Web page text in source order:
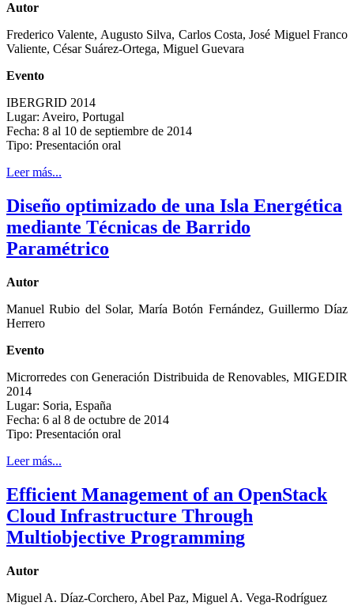
Autor
Frederico Valente, Augusto Silva, Carlos Costa, José Miguel Franco
Valiente, César Suárez-Ortega, Miguel Guevara
Evento
IBERGRID 2014
Lugar: Aveiro, Portugal
Fecha: 8 al 10 de septiembre de 2014
Tipo: Presentación oral
Leer más...
Diseño optimizado de una Isla Energética
mediante Técnicas de Barrido
Paramétrico
Autor
Manuel Rubio del Solar, María Botón Fernández, Guillermo Díaz
Herrero
Evento
Microrredes con Generación Distribuida de Renovables, MIGEDIR
2014
Lugar: Soria, España
Fecha: 6 al 8 de octubre de 2014
Tipo: Presentación oral
Leer más...
Efficient Management of an OpenStack
Cloud Infrastructure Through
Multiobjective Programming
Autor
Miguel A. Díaz-Corchero, Abel Paz, Miguel A. Vega-Rodríguez